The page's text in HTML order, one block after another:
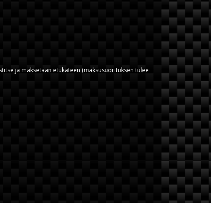
ja maksetaan etukäteen (maksusuorituksen tulee